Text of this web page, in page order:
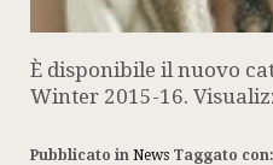
È disponibile il nuovo
Winter 2015-16.
Pubblicato in News Taggato con: